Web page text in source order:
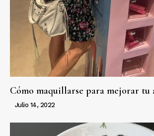
Cómo maquillarse para mejorar tu
Julio 14, 2022